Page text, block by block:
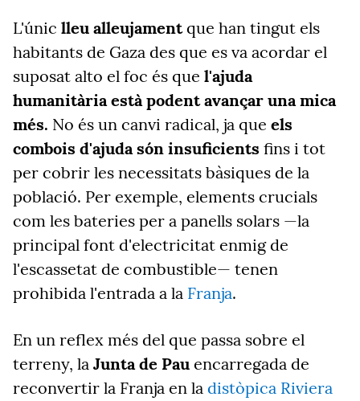
L'únic lleu alleujamentque han tingut els
habitants de Gaza des que es va acordar el
suposat alto el foc és que l'ajuda
humanitària està podent avançar una mica
més. No és un canvi radical, ja que els
combois d'ajuda són insuficients fins i tot
per cobrir les necessitats bàsiques de la
població. Per exemple, elements crucials
com les bateries per a panells solars —la
principal font d'electricitat enmig de
l'escassetat de combustible— tenen
prohibida l'entrada a la Franja.
En un reflex més del que passa sobre el
terreny, la Junta de Pau encarregada de
reconvertir la Franja en la distòpica Riviera